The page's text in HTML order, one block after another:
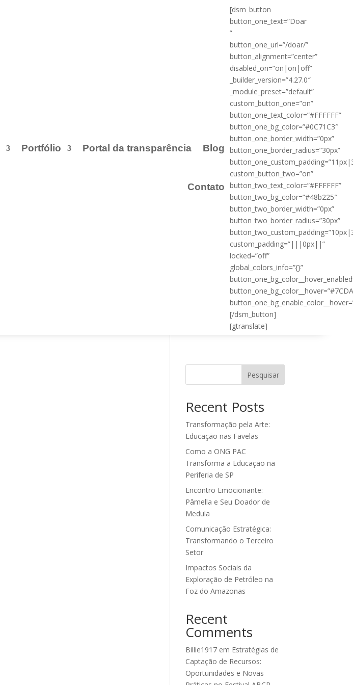
Portfólio Portal da transparência Blog
Contato
[dsm_button
button_one_text=”Doar
”
button_one_url=”/doar/”
button_alignment=”center”
disabled_on=”on|on|off”
_builder_version=”4.27.0″
_module_preset=”default”
custom_button_one=”on”
button_one_text_color=”#FFFFFF”
button_one_bg_color=”#0C71C3″
button_one_border_width=”0px”
button_one_border_radius=”30px”
custom_button_two=”on”
button_two_text_color=”#FFFFFF”
button_two_bg_color=”#48b225″
button_two_border_width=”0px”
button_two_border_radius=”30px”
custom_padding=”|||0px||”
locked=”off”
global_colors_info=”{}”
[/dsm_button]
[gtranslate]
Pesquisar
Recent Posts
Transformação pela Arte:
Educação nas Favelas
Como a ONG PAC
Transforma a Educação na
Periferia de SP
Encontro Emocionante:
Pâmella e Seu Doador de
Medula
Comunicação Estratégica:
Transformando o Terceiro
Setor
Impactos Sociais da
Exploração de Petróleo na
Foz do Amazonas
Recent
Comments
Billie1917 em Estratégias de
Captação de Recursos:
Oportunidades e Novas